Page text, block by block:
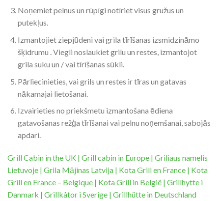
Noņemiet pelnus un rūpīgi notīriet visus gružus un
putekļus.
Izmantojiet ziepjūdeni vai grila tīrīšanas izsmidzināmo
šķidrumu . Viegli noslaukiet grilu un restes, izmantojot
grila suku un / vai tīrīšanas sūkli.
Pārliecinieties, vai grils un restes ir tīras un gatavas
nākamajai lietošanai.
Izvairieties no priekšmetu izmantošana ēdiena
gatavošanas režģa tīrīšanai vai pelnu noņemšanai, sabojās
apdari.
Grill Cabin in the UK | Grill cabin in Europe | Griliaus namelis
Lietuvoje | Grila Mājinas Latvija | Kota Grill en France | Kota
Grill en France – Belgique | Kota Grill in België | Grillhytte i
Danmark | Grillkåtor i Sverige | Grillhütte in Deutschland